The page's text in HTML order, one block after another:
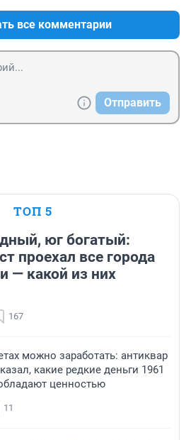
все комментарии
Отправить
ТОП 5
юг богатый:
проехал все города
— какой из них
167
можно заработать: антиквар
какие редкие деньги 1961
ценностью
11